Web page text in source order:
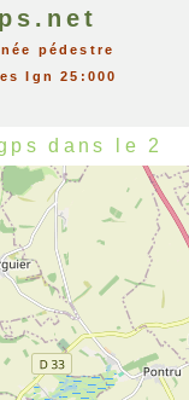
pédestre
Ign 25:000
dans le 2